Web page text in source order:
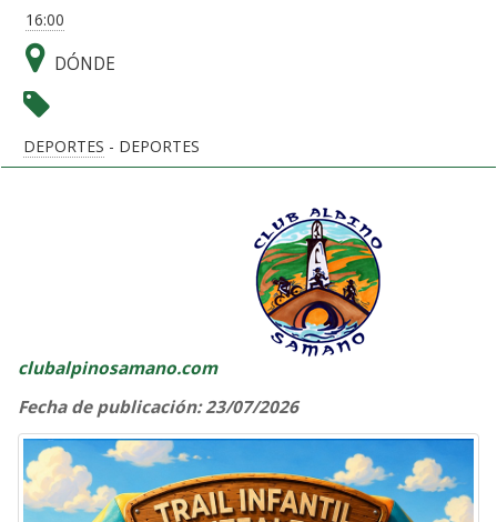
16:00
DÓNDE
DEPORTES - DEPORTES
clubalpinosamano.com
Fecha de publicación: 23/07/2026